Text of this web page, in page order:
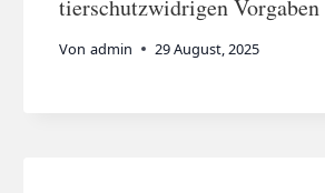
tierschutzwidrigen Vorgaben
Von admin 29 August, 2025